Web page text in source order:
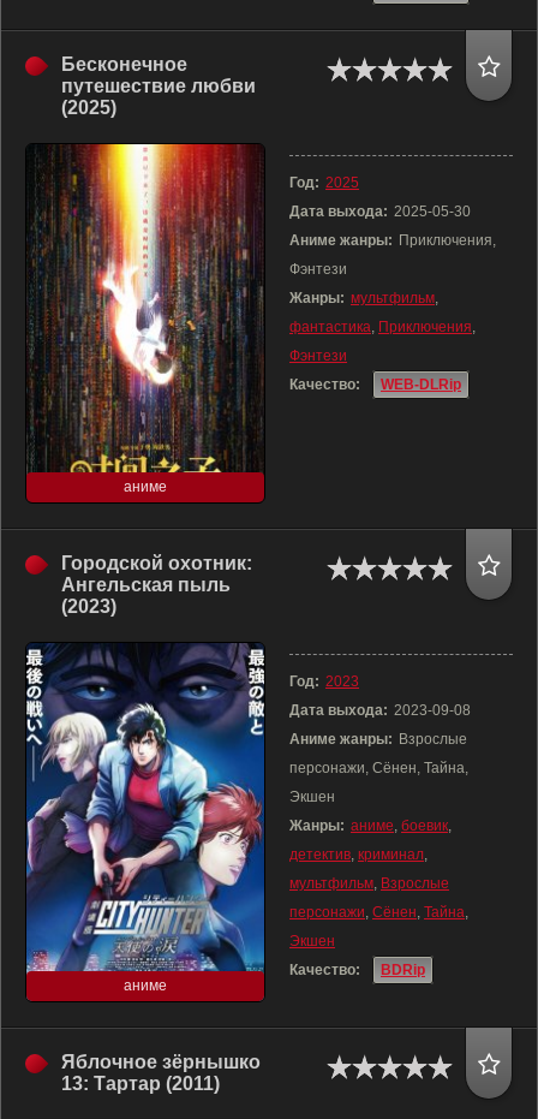
Бесконечное
путешествие любви
(2025)
аниме
Год: 2025
Дата выхода: 2025-05-30
Аниме жанры: Приключения,
Фэнтези
Жанры: мультфильм,
фантастика, Приключения,
Фэнтези
Качество:
WEB-DLRip
Городской охотник:
Ангельская пыль
(2023)
аниме
Год: 2023
Дата выхода: 2023-09-08
Аниме жанры: Взрослые
персонажи, Сёнен, Тайна,
Экшен
Жанры: аниме, боевик,
детектив, криминал,
мультфильм, Взрослые
персонажи, Сёнен, Тайна,
Экшен
Качество:
BDRip
Яблочное зёрнышко
13: Тартар (2011)